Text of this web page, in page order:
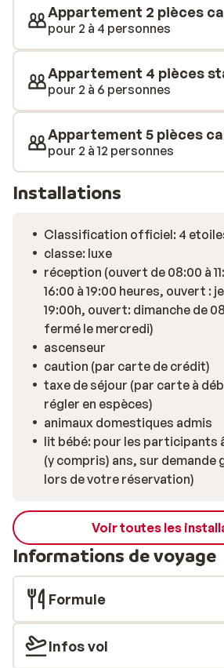
de superbes chambres joliment
contemporain, et dotées de tout le
à un agréable séjour.
Appartement 2 pièces
pour 2 à 4 personnes
Appartement 4 pièces
pour 2 à 6 personnes
Appartement 5 pièces
pour 2 à 12 personnes
Installations
Classification officiel: 4
classe: luxe
réception (ouvert de 08:00 à
16:00 à 19:00 heures, ouvert :
19:00h, ouvert: dimanche de
fermé le mercredi)
ascenseur
caution (par carte de crédit)
taxe de séjour (par carte à
régler en espèces)
animaux domestiques admis
lit bébé: pour les participants
(y compris) ans, sur demande
lors de votre réservation)
Voir toutes les
Informations de voyage
Formule
Infos vol